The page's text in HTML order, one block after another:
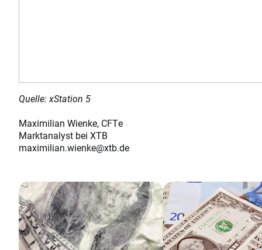
Quelle: xStation 5
Maximilian Wienke, CFTe
Marktanalyst bei XTB
maximilian.wienke@xtb.de